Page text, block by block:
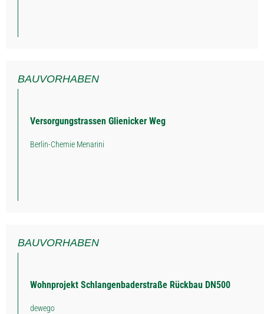
BAUVORHABEN
Versorgungstrassen Glienicker Weg
Berlin-Chemie Menarini
BAUVORHABEN
Wohnprojekt Schlangenbaderstraße Rückbau DN500
dewego